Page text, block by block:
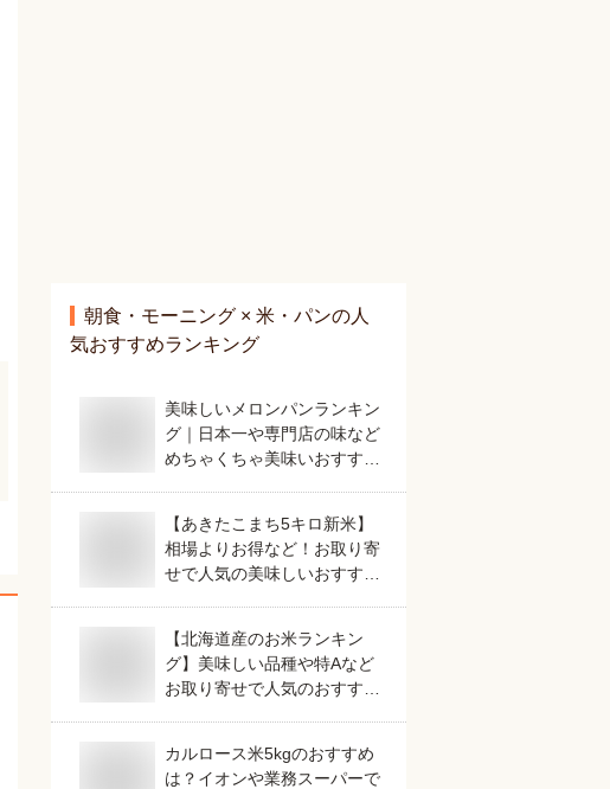
朝食・モーニング × 米・パンの人
気おすすめランキング
美味しいメロンパンランキン
グ｜日本一や専門店の味など
めちゃくちゃ美味いおすすめ
【あきたこまち5キロ新米】
相場よりお得など！お取り寄
せで人気の美味しいおすすめ
【北海道産のお米ランキン
グ】美味しい品種や特Aなど
お取り寄せで人気のおすすめ
カルロース米5kgのおすすめ
は？イオンや業務スーパーで